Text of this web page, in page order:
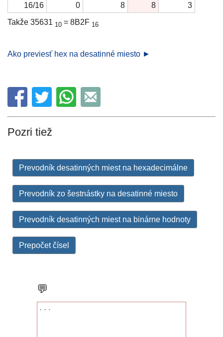
16/16
0 8 8
3
Takže 35631 10 = 8B2F 16
Ako previesť hex na desatinné miesto ►
Pozri tiež
Prevodník desatinných miest na hexadecimálne
Prevodník zo šestnástky na desatinné miesto
Prevodník desatinných miest na binárne hodnoty
Prepočet čísel
💬